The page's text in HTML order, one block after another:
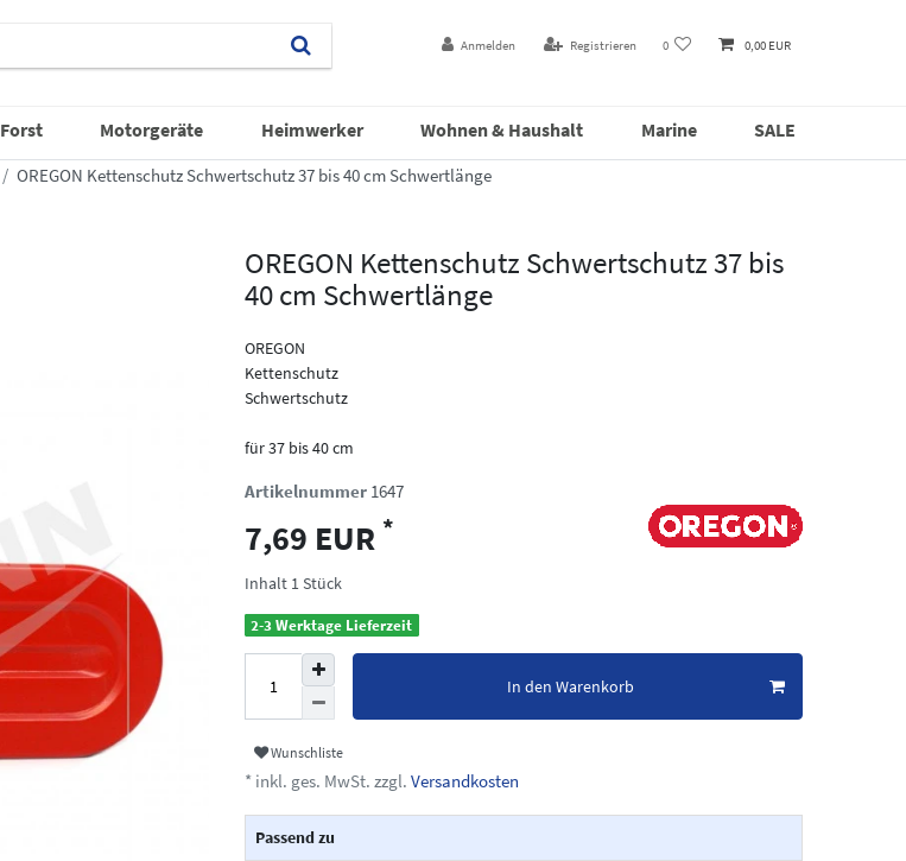
Anmelden Registrieren 0 0,00 EUR
Forst Motorgeräte Heimwerker Wohnen & Haushalt Marine SALE
OREGON Kettenschutz Schwertschutz 37 bis 40 cm Schwertlänge
OREGON Kettenschutz Schwertschutz 37 bis
40 cm Schwertlänge
OREGON
Kettenschutz
Schwertschutz
für 37 bis 40 cm
Artikelnummer 1647
7,69 EUR *
Inhalt 1Stück
2-3 Werktage Lieferzeit
In den Warenkorb
Wunschliste
* inkl. ges. MwSt. zzgl. Versandkosten
Passend zu